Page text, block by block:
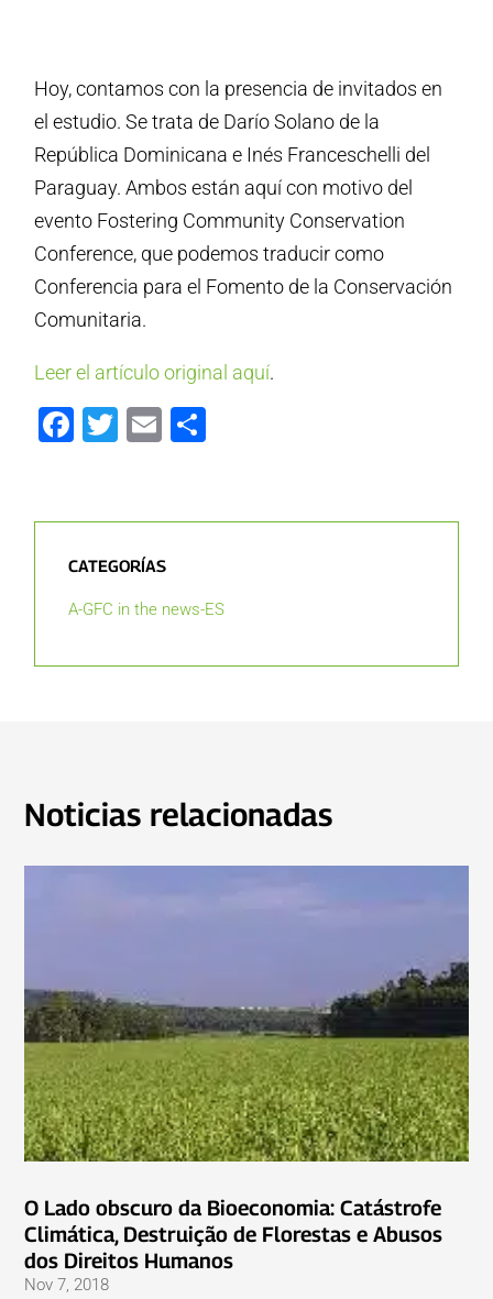
Hoy, contamos con la presencia de invitados en
el estudio. Se trata de Darío Solano de la
República Dominicana e Inés Franceschelli del
Paraguay. Ambos están aquí con motivo del
evento Fostering Community Conservation
Conference, que podemos traducir como
Conferencia para el Fomento de la Conservación
Comunitaria.
Leer el artículo original aquí.
Facebook
Twitter
Email
CATEGORÍAS
A-GFC in the news-ES
Noticias relacionadas
O Lado obscuro da Bioeconomia: Catástrofe
Climática, Destruição de Florestas e Abusos
dos Direitos Humanos
Nov 7, 2018